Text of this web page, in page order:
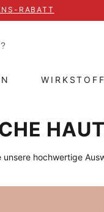
RABATT
unsere hochwertige